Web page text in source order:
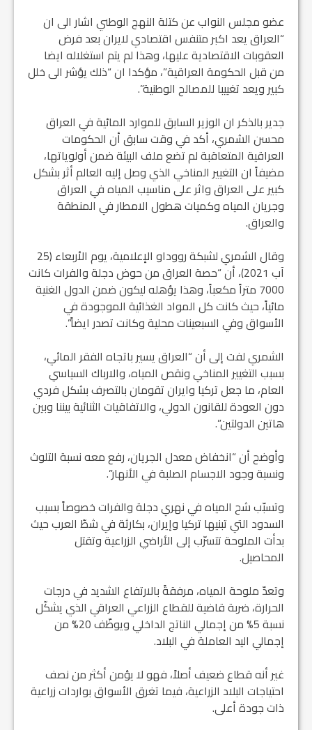
عضو مجلس النواب عن كتلة النهج الوطني اشار الى ان
“العراق يعد اكبر متنفس اقتصادي لايران بعد فرض
العقوبات الاقتصادية عليها، وهذا لم يتم استغلاله ايضا
من قبل الحكومة العراقية”، مؤكدا ان “ذلك يؤشر الى خلل
كبير ويعد تغييبا للمصالح الوطنية”.
جدير بالذكر ان الوزير السابق للموارد المائية في العراق
محسن الشمري، أكد في وقت سابق أن الحكومات
العراقية المتعاقبة لم تضع ملف البيئة ضمن أولوياتها،
مضيفاً ان التغيير المناخي الذي وصل إليه العالم أثر بشكل
كبير على العراق واثر على مناسيب المياه في العراق
وجريان المياه وكميات هطول الامطار في المنطقة
والعراق.
وقال الشمري لشبكة رووداو الإعلامية، يوم الأربعاء (25
آب 2021)، أن “حصة العراق من حوض دجلة والفرات كانت
7000 متراً مكعباً، وهذا يؤهله ليكون ضمن الدول الغنية
مائياً، حيث كانت كل المواد الغذائية الموجودة في
الأسواق وفي السبعينات محلية وكانت تصدر ايضاً”.
الشمري لفت إلى أن “العراق يسير باتجاه الفقر المائي،
بسبب التغيير المناخي ونقص المياه، والارباك السياسي
العام، ما جعل تركيا وايران تقومان بالتصرف بشكل فردي
دون العودة للقانون الدولي، والاتفاقيات الثنائية بيننا وبين
هاتين الدولتين”.
وأوضح أن “انخفاض معدل الجريان، رفع معه نسبة التلوث
ونسبة وجود الاجسام الصلبة في الأنهار”.
وتسبّب شح المياه في نهري دجلة والفرات خصوصاً بسبب
السدود التي تبنيها تركيا وإيران، بكارثة في شطّ العرب حيث
بدأت الملوحة تتسرّب إلى الأراضي الزراعية وتقتل
المحاصيل.
وتعدّ ملوحة المياه، مرفقةً بالارتفاع الشديد في درجات
الحرارة، ضربة قاضية للقطاع الزراعي العراقي الذي يشكّل
نسبة 5% من إجمالي الناتج الداخلي ويوظّف 20% من
إجمالي اليد العاملة في البلاد.
غير أنه قطاع ضعيف أصلاً، فهو لا يؤمن أكثر من نصف
احتياجات البلاد الزراعية، فيما تغرق الأسواق بواردات زراعية
ذات جودة أعلى.